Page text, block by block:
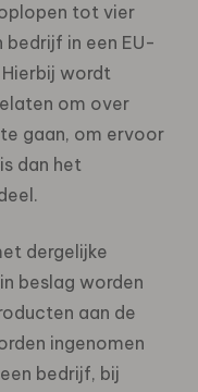
tot vier
in een EU-
wordt
om over
gaan, om ervoor
dan het
dergelijke
beslag worden
aan de
ingenomen
bedrijf, bij